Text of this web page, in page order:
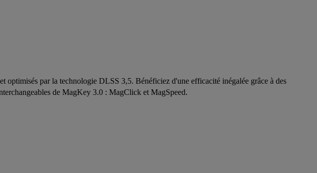
par la technologie DLSS 3,5. Bénéficiez d'une efficacité inégalée grâce à des
de MagKey 3.0 : MagClick et MagSpeed.